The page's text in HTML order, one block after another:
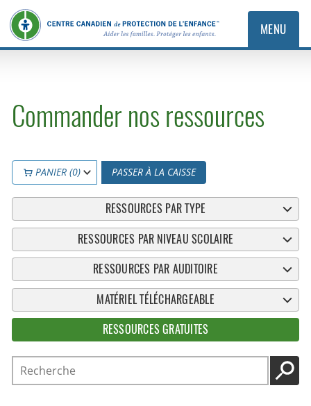
MENU
Commander nos ressources
PANIER (0) PASSER À LA CAISSE
RESSOURCES PAR TYPE
RESSOURCES PAR NIVEAU SCOLAIRE
RESSOURCES PAR AUDITOIRE
MATÉRIEL TÉLÉCHARGEABLE
RESSOURCES GRATUITES
Recherche